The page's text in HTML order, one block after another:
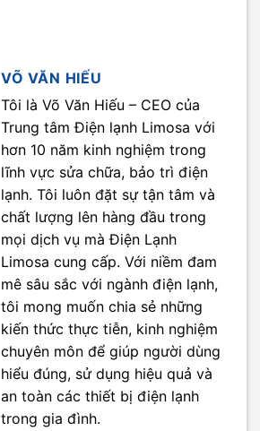
VÕ VĂN HIẾU
Tôi là Võ Văn Hiếu – CEO của
Trung tâm Điện lạnh Limosa với
hơn 10 năm kinh nghiệm trong
lĩnh vực sửa chữa, bảo trì điện
lạnh. Tôi luôn đặt sự tận tâm và
chất lượng lên hàng đầu trong
mọi dịch vụ mà Điện Lạnh
Limosa cung cấp. Với niềm đam
mê sâu sắc với ngành điện lạnh,
tôi mong muốn chia sẻ những
kiến thức thực tiễn, kinh nghiệm
chuyên môn để giúp người dùng
hiểu đúng, sử dụng hiệu quả và
an toàn các thiết bị điện lạnh
trong gia đình.